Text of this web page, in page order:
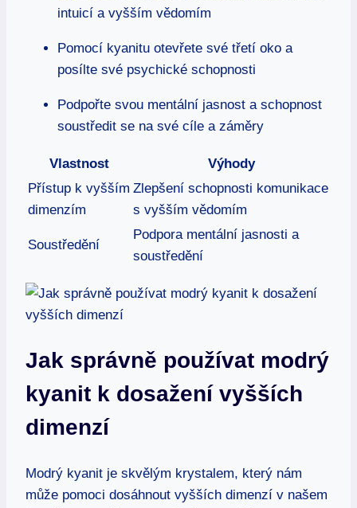
intuicí a vyšším vědomím
Pomocí kyanitu otevřete své třetí oko a
posílte své psychické schopnosti
Podpořte svou mentální jasnost a schopnost
soustředit se na své cíle a záměry
Vlastnost
Výhody
Přístup k vyšším
dimenzím
Zlepšení schopnosti komunikace
s vyšším vědomím
Soustředění
Podpora mentální jasnosti a
soustředění
Jak správně používat modrý
kyanit k dosažení vyšších
dimenzí
Modrý kyanit je skvělým krystalem, který nám
může pomoci dosáhnout vyšších dimenzí v našem